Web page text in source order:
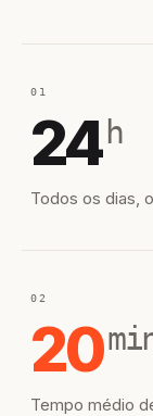
01
24 h
Todos os dias,
02
20
Tempo médio